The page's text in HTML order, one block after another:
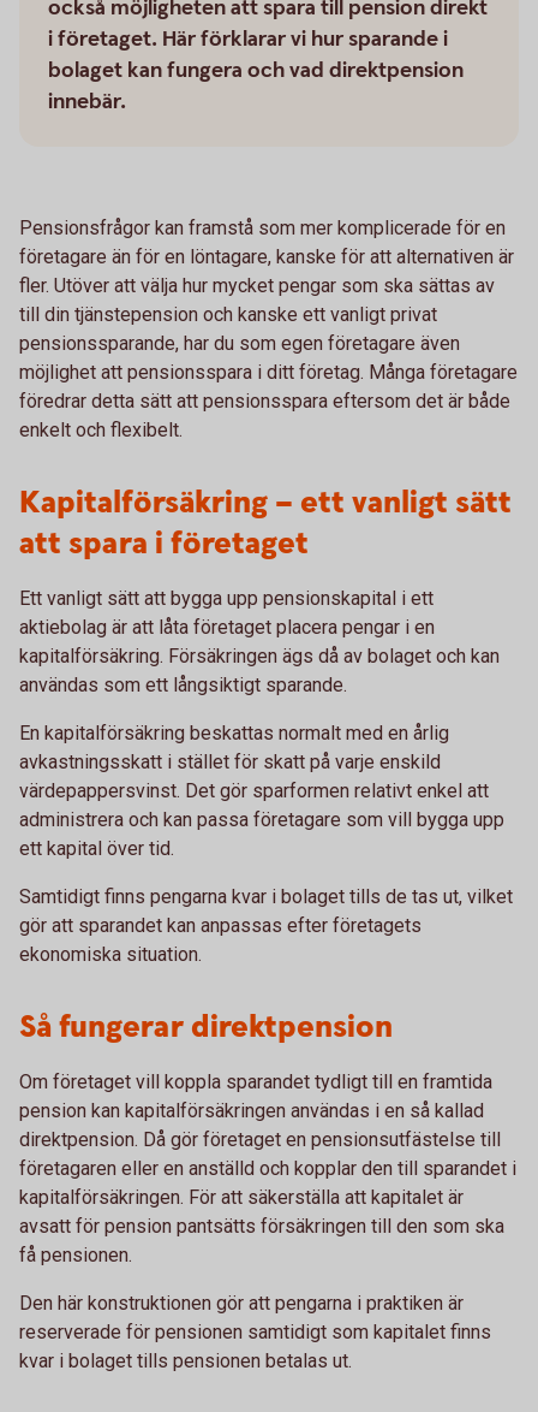
också möjligheten att spara till pension direkt
i företaget. Här förklarar vi hur sparande i
bolaget kan fungera och vad direktpension
innebär.
Pensionsfrågor kan framstå som mer komplicerade för en
företagare än för en löntagare, kanske för att alternativen är
fler. Utöver att välja hur mycket pengar som ska sättas av
till din tjänstepension och kanske ett vanligt privat
pensionssparande, har du som egen företagare även
möjlighet att pensionsspara i ditt företag. Många företagare
föredrar detta sätt att pensionsspara eftersom det är både
enkelt och flexibelt.
Kapitalförsäkring – ett vanligt sätt
att spara i företaget
Ett vanligt sätt att bygga upp pensionskapital i ett
aktiebolag är att låta företaget placera pengar i en
kapitalförsäkring. Försäkringen ägs då av bolaget och kan
användas som ett långsiktigt sparande.
En kapitalförsäkring beskattas normalt med en årlig
avkastningsskatt i stället för skatt på varje enskild
värdepappersvinst. Det gör sparformen relativt enkel att
administrera och kan passa företagare som vill bygga upp
ett kapital över tid.
Samtidigt finns pengarna kvar i bolaget tills de tas ut, vilket
gör att sparandet kan anpassas efter företagets
ekonomiska situation.
Så fungerar direktpension
Om företaget vill koppla sparandet tydligt till en framtida
pension kan kapitalförsäkringen användas i en så kallad
direktpension. Då gör företaget en pensionsutfästelse till
företagaren eller en anställd och kopplar den till sparandet i
kapitalförsäkringen. För att säkerställa att kapitalet är
avsatt för pension pantsätts försäkringen till den som ska
få pensionen.
Den här konstruktionen gör att pengarna i praktiken är
reserverade för pensionen samtidigt som kapitalet finns
kvar i bolaget tills pensionen betalas ut.